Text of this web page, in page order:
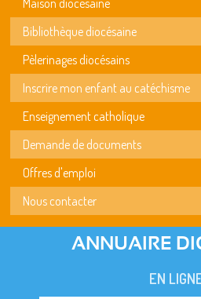
Maison diocésaine
Bibliothèque diocésaine
Pèlerinages diocésains
Inscrire mon enfant au catéchisme
Enseignement catholique
Demande de documents
Offres d'emploi
Nous contacter
ANNUAIRE
EN